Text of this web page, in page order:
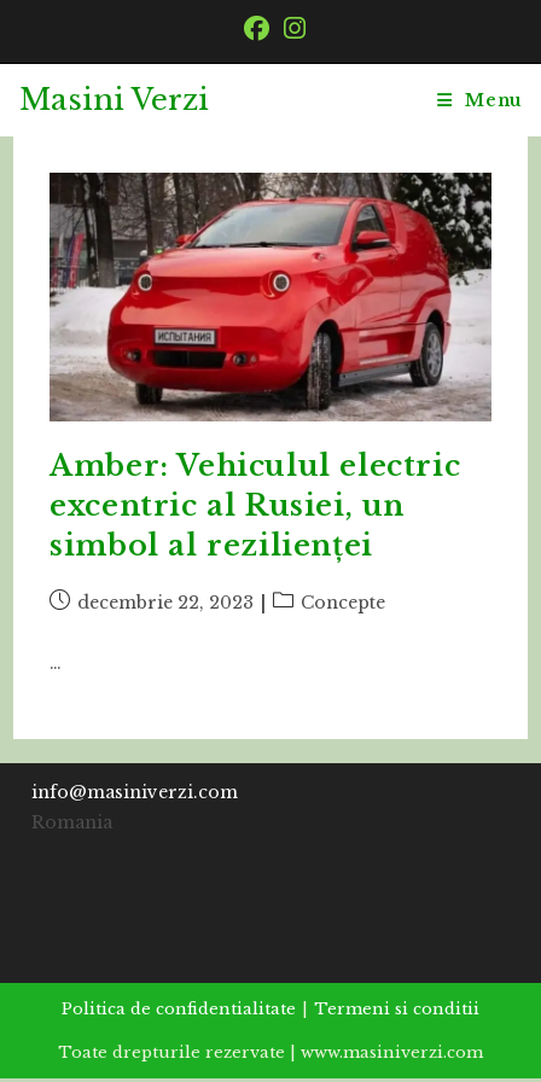
Masini Verzi Menu
Amber: Vehiculul electric
excentric al Rusiei, un
simbol al rezilienței
Postdecembrie 22, 2023
PostConcepte
…
info@masiniverzi.com
Romania
Politica de confidentialitate Termeni si conditii
Toate drepturile rezervate | www.masiniverzi.com